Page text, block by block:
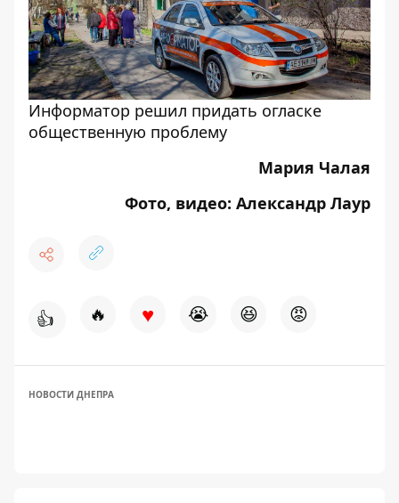
Информатор решил придать огласке
общественную проблему
Мария Чалая
Фото, видео: Александр Лаур
👍 🔥 ♥ 😭 😆 😡
НОВОСТИ ДНЕПРА